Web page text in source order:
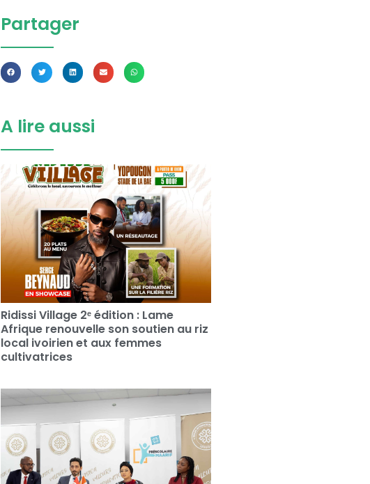
Partager
A lire aussi
Ridissi Village 2ᵉ édition : Lame
Afrique renouvelle son soutien au riz
local ivoirien et aux femmes
cultivatrices